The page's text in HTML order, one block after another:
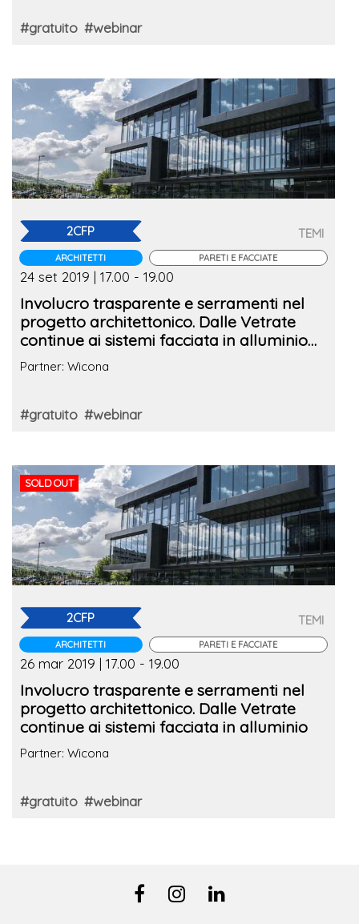
#gratuito #webinar
2CFP
ARCHITETTI
TEMI
PARETI E FACCIATE
24 set 2019 | 17.00 - 19.00
Involucro trasparente e serramenti nel
progetto architettonico. Dalle Vetrate
continue ai sistemi facciata in alluminio
(2° edizione)
Partner: Wicona
#gratuito #webinar
SOLD OUT
2CFP
ARCHITETTI
TEMI
PARETI E FACCIATE
26 mar 2019 | 17.00 - 19.00
Involucro trasparente e serramenti nel
progetto architettonico. Dalle Vetrate
continue ai sistemi facciata in alluminio
Partner: Wicona
#gratuito #webinar